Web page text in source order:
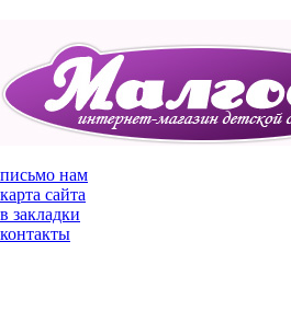
письмо нам
карта сайта
в закладки
контакты